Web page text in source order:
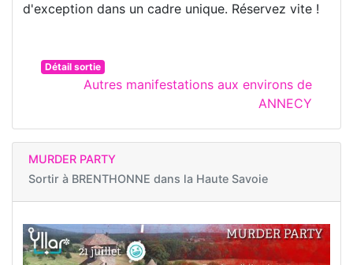
d'exception dans un cadre unique. Réservez vite !
Détail sortie
Autres manifestations aux environs de
ANNECY
MURDER PARTY
Sortir à BRENTHONNE dans la Haute Savoie